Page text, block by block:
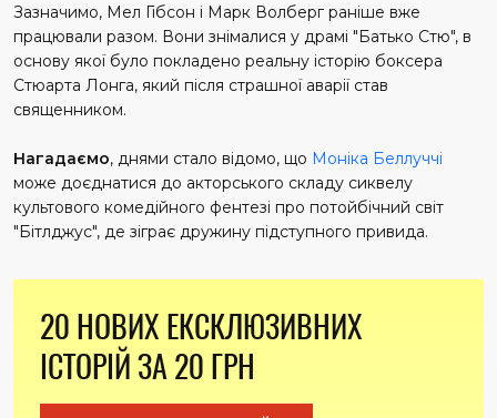
Зазначимо, Мел Гібсон і Марк Волберг раніше вже
працювали разом. Вони знімалися у драмі "Батько Стю", в
основу якої було покладено реальну історію боксера
Стюарта Лонга, який після страшної аварії став
священником.
Нагадаємо, днями стало відомо, що Моніка Беллуччі
може доєднатися до акторського складу сиквелу
культового комедійного фентезі про потойбічний світ
"Бітлджус", де зіграє дружину підступного привида.
20 НОВИХ ЕКСКЛЮЗИВНИХ
ІСТОРІЙ ЗА 20 ГРН